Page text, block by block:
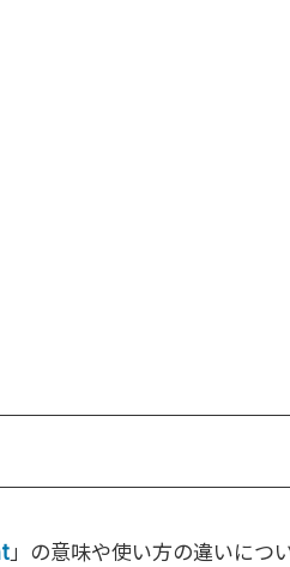
」の意味や使い方の違いにつ